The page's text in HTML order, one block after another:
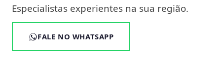
Especialistas experientes na sua região.
FALE NO WHATSAPP